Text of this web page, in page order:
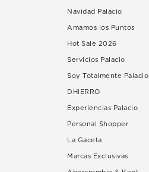
Navidad Palacio
Amamos los Puntos
Hot Sale 2026
Servicios Palacio
Soy Totalmente Palacio
DHIERRO
Experiencias Palacio
Personal Shopper
La Gaceta
Marcas Exclusivas